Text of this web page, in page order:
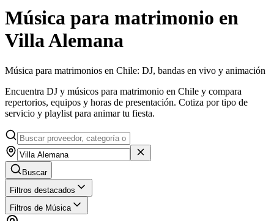
Música para matrimonio en
Villa Alemana
Música para matrimonios en Chile: DJ, bandas en vivo y animación
Encuentra DJ y músicos para matrimonio en Chile y compara
repertorios, equipos y horas de presentación. Cotiza por tipo de
servicio y playlist para animar tu fiesta.
Buscar
Filtros destacados
Filtros de Música